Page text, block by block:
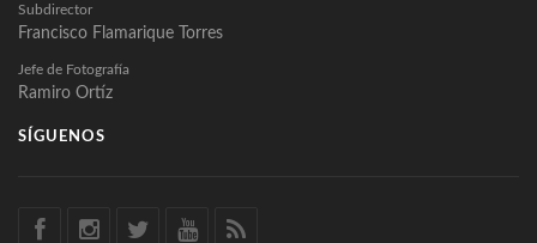
Subdirector
Francisco Flamarique Torres
Jefe de Fotografía
Ramiro Ortíz
SÍGUENOS